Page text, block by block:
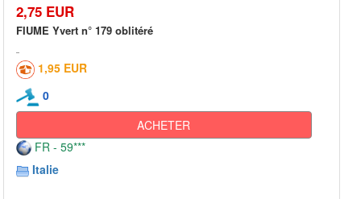
2,75 EUR
FIUME Yvert n° 179 oblitéré
1,95 EUR
0
ACHETER
FR - 59***
Italie